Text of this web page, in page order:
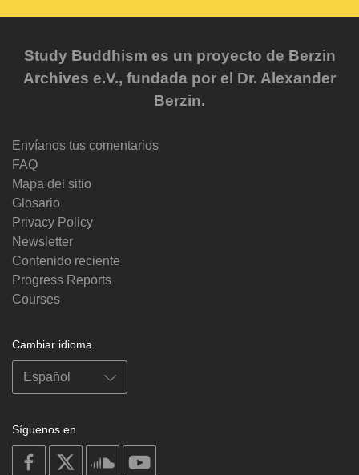
Study Buddhism es un proyecto de Berzin
Archives e.V., fundada por el Dr. Alexander
Berzin.
Envíanos tus comentarios
FAQ
Mapa del sitio
Glosario
Privacy Policy
Newsletter
Contenido reciente
Progress Reports
Courses
Cambiar idioma
Síguenos en
on
facebook
soundcloud